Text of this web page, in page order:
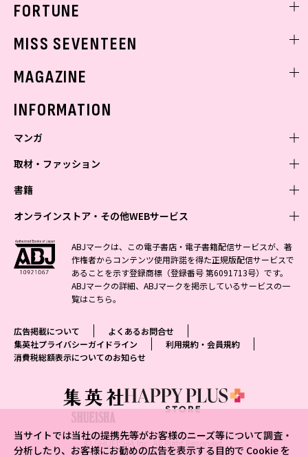
当サイトでは当社の提携先等がお客様のニーズ等について調査・
分析したり、お客様にお勧めの広告を表示する目的で Cookie を
FORTUNE
MISS SEVENTEEN
MAGAZINE
INFORMATION
マンガ
少年マンガ
Vジャンプ
最強ジャンプ
少年ジャンプ+
ジャンプTOON
ジャンプルーキー！
S-MANGA
集英社コミック文庫
青年マンガ
ZEBRACK
S-MANGA
集英社ジャンプリミックス
週刊ヤングジャンプ
ヤングジャンプ定期購読デジタル
となりのヤングジャンプ
グランドジャンプ
ウルトラジャンプ
少女マンガ
ZEBRACK
S-MANGA
集英社コミック文庫
マーガレット
別冊マーガレット
リマコミ
マンガMeets
女性マンガ
ジャンプTOON
集英社コミック文庫
マンガMee公式サイト
リマコミ
office YOU
取材・ファッション
ファッション・美容
BAILA
MAQUIA
eclat
T JAPAN
MEN'S NON-NO
集英社オンライン
芸能・情報・スポーツ
週プレNEWS
週プレ グラジャパ!
書籍
文芸・文庫・総合
小説すばる
集英社 文芸ステーション
web 集英社文庫
アジア人物史
学芸・ノンフィクション・新書
1日5分で、明日は変わる よみタイ yomitai
集英社学芸部 - 学芸・ノンフィクション
集英社ビジネス書
集英社新書プラス - 知の水先案内人
kotoba
情報・知識＆オピニオン imidas
ライトノベル・ノベライズ
集英社オレンジ文庫
ダッシュエックス文庫公式サイト
集英社Webマガジン コバルト
集英社の児童図書 S-KIDS.LAND
オンラインストア・その他WEBサービス
オンラインストア
OTO
SHUEISHA MANGA-ART HERITAGE
ジャンプキャラクターズストア
HAPPY PLUS STORE
SHUEISHA VOX
LEEマルシェ
eclat premium
mirabella homme
その他WEBサービス
集英社アドナビ
ABJマークは、この電子書店・電子書籍配信サービスが、著
作権者からコンテンツ使用許諾を得た正規版配信サービスで
あることを示す登録商標（登録番号 第6091713号）です。
ABJマークの詳細、ABJマークを掲示しているサービスの一
覧はこちら。
広告掲載について
よくあるお問合せ
集英社プライバシーガイドライン
利用規約・会員規約
消費税総額表示についてのお知らせ
© SHUEISHA Inc. All Right Reserved.